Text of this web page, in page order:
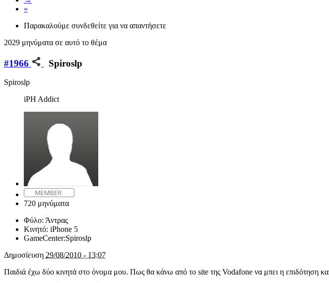
»
Παρακαλούμε συνδεθείτε για να απαντήσετε
2029 μηνύματα σε αυτό το θέμα
#1966 Spiroslp
Spiroslp
iPH Addict
720 μηνύματα
Φύλο: Άντρας
Κινητό: iPhone 5
GameCenter:Spiroslp
Δημοσίευση 29/08/2010 - 13:07
Παιδιά έχω δύο κινητά στο όνομα μου. Πως θα κάνω από το site της Vodafone να μπει η επιδότηση